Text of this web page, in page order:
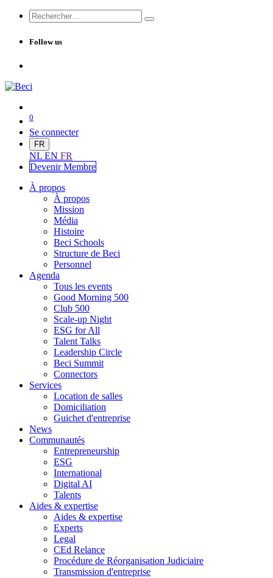
Follow us
0
Se connecter
FR
NL EN FR
Devenir Membre
À propos
À propos
Mission
Média
Histoire
Beci Schools
Structure de Beci
Personnel
Agenda
Tous les events
Good Morning 500
Club 500
Scale-up Night
ESG for All
Talent Talks
Leadership Circle
Beci Summit
Connectors
Services
Location de salles
Domiciliation
Guichet d'entreprise
News
Communautés
Entrepreneurship
ESG
International
Digital AI
Talents
Aides & expertise
Aides & expertise
Experts
Legal
CEd Relance
Procédure de Réorganisation Judiciaire
Transmission d'entreprise